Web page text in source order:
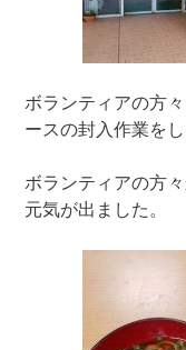
ボランティアの方
ースの封入作業をし
ボランティアの方
元気が出ました。